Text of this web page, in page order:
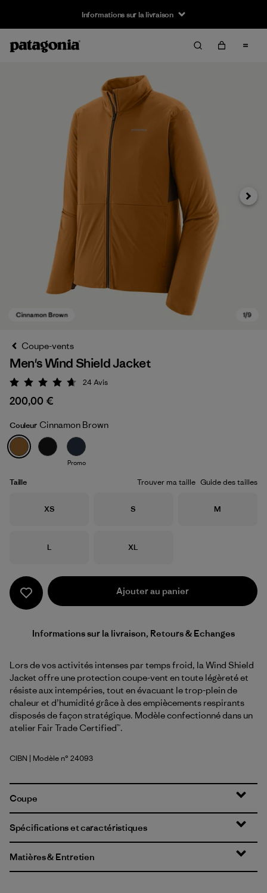
Informations sur la livraison
Cinnamon Brown
Coupe-vents
Men's Wind Shield Jacket
Évaluation: 4.7 / 5
24Avis
200,00 €
Couleur Cinnamon Brown
Promo
Taille Trouver ma taille Guide des tailles
Taille
XS Taille
S Taille
M
Taille
L Taille
XL
Ajouter au panier
Informations sur la livraison, Retours & Echanges
Lors de vos activités intenses par temps froid, la Wind Shield
Jacket offre une protection coupe-vent en toute légèreté et
résiste aux intempéries, tout en évacuant le trop-plein de
chaleur et d’humidité grâce à des empiècements respirants
disposés de façon stratégique. Modèle confectionné dans un
atelier Fair Trade Certified™.
Cinnamon Brown
CIBN | Modèle n° 24093
Coupe
Spécifications et caractéristiques
Matières & Entretien